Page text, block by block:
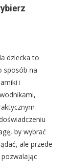
dziecka to
sposób na
i
by wybrać
ale przede